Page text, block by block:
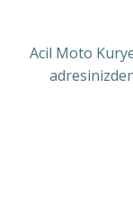
Acil Moto